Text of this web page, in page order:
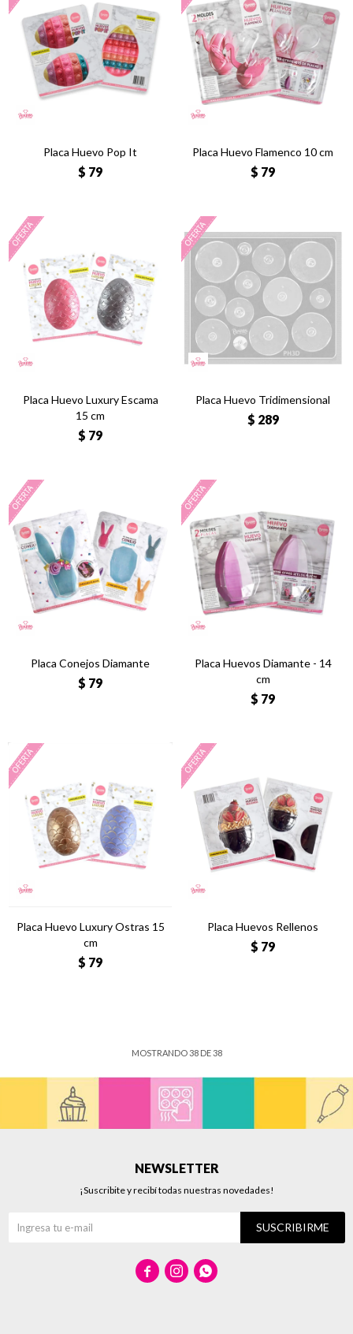
Placa Huevo Pop It
$ 79
Placa Huevo Flamenco 10 cm
$ 79
Placa Huevo Luxury Escama
15 cm
$ 79
Placa Huevo Tridimensional
$ 289
Placa Conejos Diamante
$ 79
Placa Huevos Diamante - 14
cm
$ 79
Placa Huevo Luxury Ostras 15
cm
$ 79
Placa Huevos Rellenos
$ 79
MOSTRANDO38DE38
NEWSLETTER
¡Suscribite y recibí todas nuestras novedades!
SUSCRIBIRME
  